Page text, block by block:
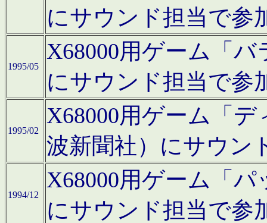
にサウンド担当で参
1995/05
X68000用ゲーム「
にサウンド担当で参
1995/02
X68000用ゲーム「
波新聞社）にサウン
1994/12
X68000用ゲーム「
にサウンド担当で参